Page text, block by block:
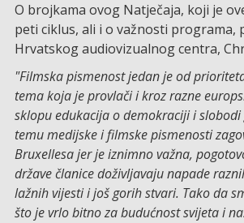
O brojkama ovog Natječaja, koji je
peti ciklus, ali i o važnosti programa,
Hrvatskog audiovizualnog centra,
"Filmska pismenost jedan je od
tema koja je provlači i kroz razne
sklopu edukacija o demokraciji i slobodi
temu medijske i filmske pismenosti
Bruxellesa jer je iznimno važna,
države članice doživljavaju napade
lažnih vijesti i još gorih stvari. Tako da
što je vrlo bitno za budućnost svijeta i